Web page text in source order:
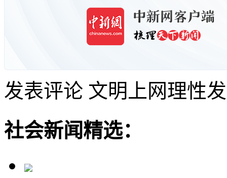
发表评论 文明上网理性
社会新闻精选：